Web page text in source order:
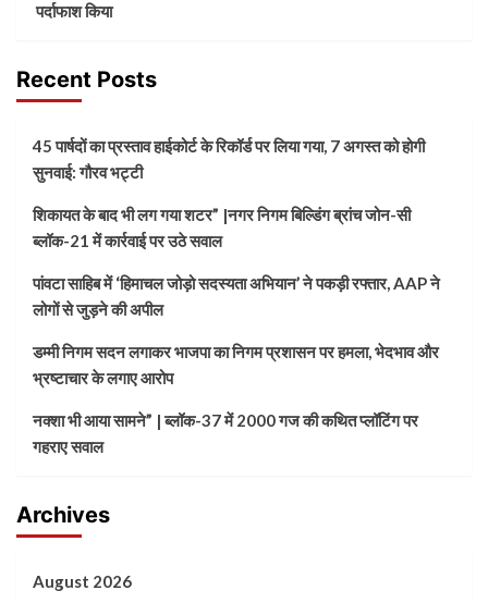
पर्दाफाश किया
Recent Posts
45 पार्षदों का प्रस्ताव हाईकोर्ट के रिकॉर्ड पर लिया गया, 7 अगस्त को होगी
सुनवाई: गौरव भट्टी
शिकायत के बाद भी लग गया शटर” |नगर निगम बिल्डिंग ब्रांच जोन-सी
ब्लॉक-21 में कार्रवाई पर उठे सवाल
पांवटा साहिब में ‘हिमाचल जोड़ो सदस्यता अभियान’ ने पकड़ी रफ्तार, AAP ने
लोगों से जुड़ने की अपील
डम्मी निगम सदन लगाकर भाजपा का निगम प्रशासन पर हमला, भेदभाव और
भ्रष्टाचार के लगाए आरोप
नक्शा भी आया सामने” | ब्लॉक-37 में 2000 गज की कथित प्लॉटिंग पर
गहराए सवाल
Archives
August 2026